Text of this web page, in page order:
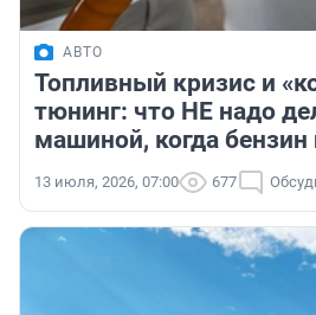
АВТО
Топливный кризис и
тюнинг: что НЕ надо
машиной, когда бензин
13 июля, 2026, 07:00 677